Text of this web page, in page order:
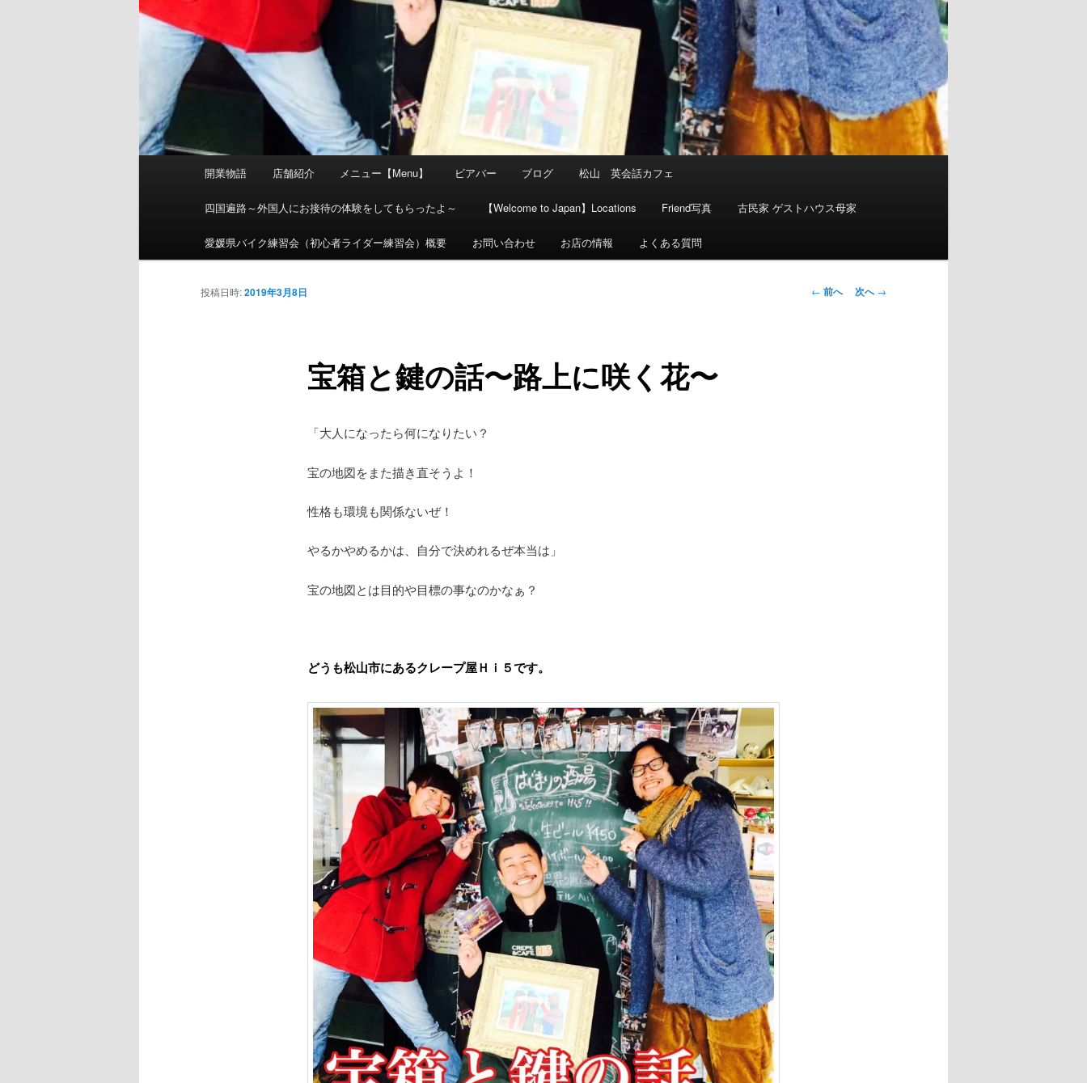
ュ
開業物語 店舗紹介 メニュー【Menu】 ビアバー ブログ 松山 英会話カフェ
四国遍路～外国人にお接待の体験をしてもらったよ～ 【Welcome to Japan】Locations Friend写真 古民家 ゲストハウス母家
愛媛県バイク練習会（初心者ライダー練習会）概要 お問い合わせ お店の情報 よくある質問
投
← 前へ 次へ→
宝箱と鍵の話〜路上に咲く花〜
投稿日時:2019年3月8日
「大人になったら何になりたい？
宝の地図をまた描き直そうよ！
性格も環境も関係ないぜ！
やるかやめるかは、自分で決めれるぜ本当は」
宝の地図とは目的や目標の事なのかなぁ？
どうも松山市にあるクレープ屋Ｈｉ５です。